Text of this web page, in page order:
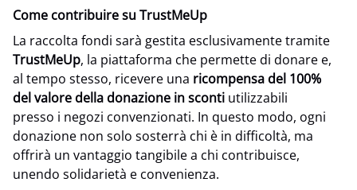
Come contribuire su TrustMeUp
La raccolta fondi sarà gestita esclusivamente tramite
TrustMeUp, la piattaforma che permette di donare e,
al tempo stesso, ricevere una ricompensa del 100%
del valore della donazione in sconti utilizzabili
presso i negozi convenzionati. In questo modo, ogni
donazione non solo sosterrà chi è in difficoltà, ma
offrirà un vantaggio tangibile a chi contribuisce,
unendo solidarietà e convenienza.